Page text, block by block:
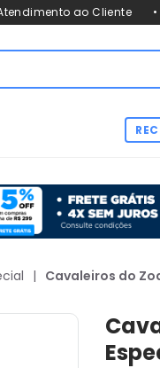
ao Cliente
| Cavaleiros do